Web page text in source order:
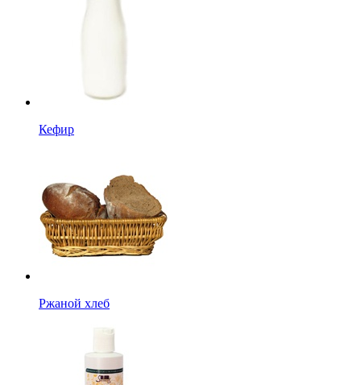
Кефир
Ржаной хлеб